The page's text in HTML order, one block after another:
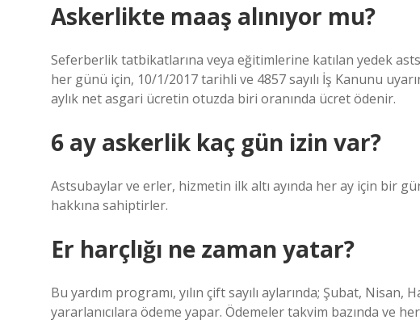
Askerlikte maaş alınıyor mu?
Seferberlik tatbikatlarına veya eğitimlerine katılan yedek
her günü için, 10/1/2017 tarihli ve 4857 sayılı İş Kanunu
aylık net asgari ücretin otuzda biri oranında ücret ödenir.
6 ay askerlik kaç gün izin var?
Astsubaylar ve erler, hizmetin ilk altı ayında her ay için bir
hakkına sahiptirler.
Er harçlığı ne zaman yatar?
Bu yardım programı, yılın çift sayılı aylarında; Şubat, Nisan,
yararlanıcılara ödeme yapar. Ödemeler takvim bazında ve